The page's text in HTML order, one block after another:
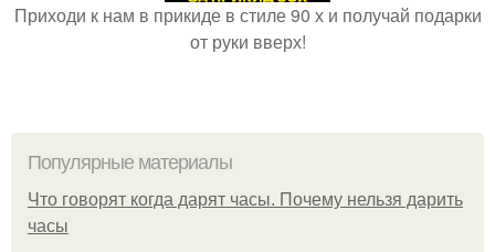
Приходи к нам в прикиде в стиле 90 х и получай подарки
от руки вверх!
Популярные материалы
Что говорят когда дарят часы. Почему нельзя дарить
часы